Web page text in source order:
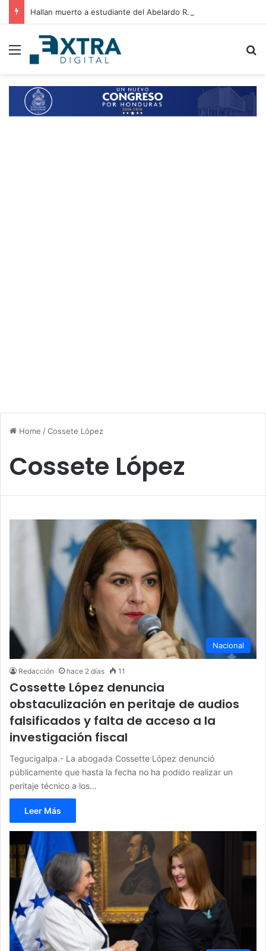
Menu
Home /Cossete López
Cossete López
Nacional
Redacción hace 2 días 11
Cossette López denuncia
obstaculización en peritaje de audios
falsificados y falta de acceso a la
investigación fiscal
Tegucigalpa.- La abogada Cossette López denunció
públicamente que hasta la fecha no ha podido realizar un
peritaje técnico a los…
Leer Más